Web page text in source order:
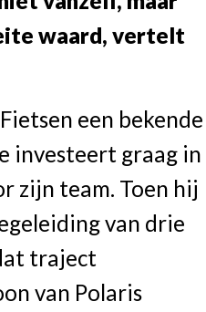
waard, vertelt
een bekende
investeert graag in
zijn team. Toen hij
van drie
traject
van Polaris